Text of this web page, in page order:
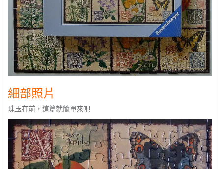
細部照片
珠玉在前，這篇就簡單來吧